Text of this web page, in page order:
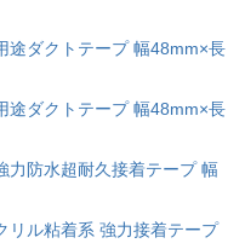
途ダクトテープ 幅48mm×長
途ダクトテープ 幅48mm×長
力防水超耐久接着テープ 幅
リル粘着系 強力接着テープ